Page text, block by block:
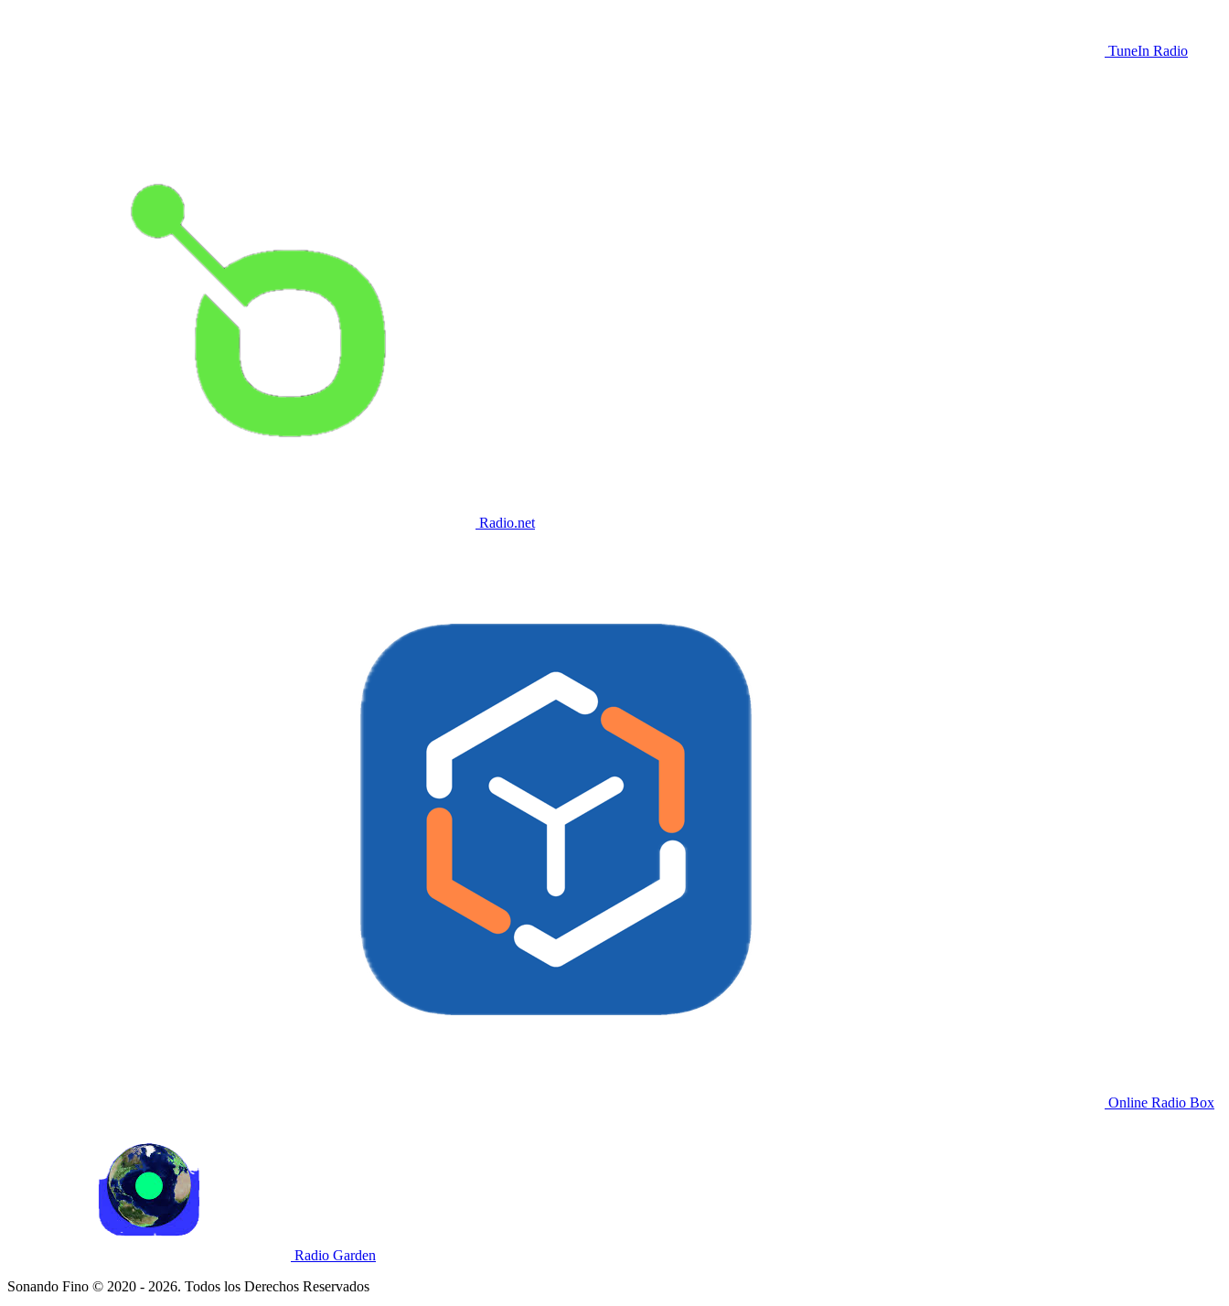
TuneIn Radio
Radio.net
Online Radio Box
Radio Garden
Sonando Fino © 2020 - 2026. Todos los Derechos Reservados